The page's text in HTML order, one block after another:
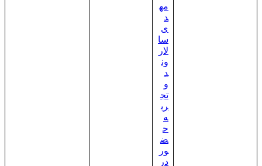
مه
د
ی
سا
لار
ون
د
و
تج
رب
ه
ح
ض
ور
در